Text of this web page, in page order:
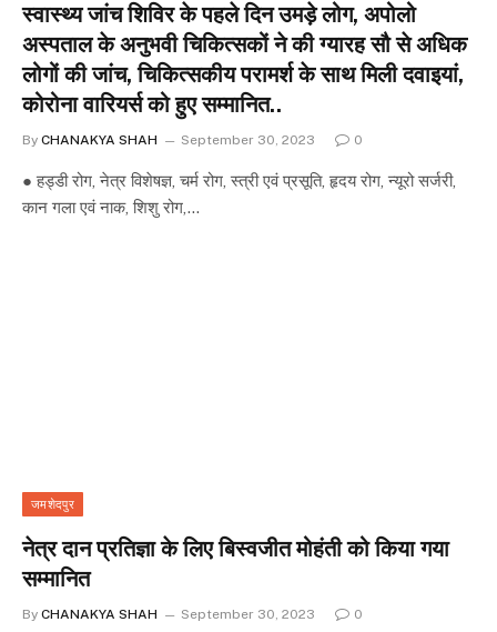
स्वास्थ्य जांच शिविर के पहले दिन उमड़े लोग, अपोलो
अस्पताल के अनुभवी चिकित्सकों ने की ग्यारह सौ से अधिक
लोगों की जांच, चिकित्सकीय परामर्श के साथ मिली दवाइयां,
कोरोना वारियर्स को हुए सम्मानित..
By CHANAKYA SHAH September 30, 2023 0
● हड्डी रोग, नेत्र विशेषज्ञ, चर्म रोग, स्त्री एवं प्रसूति, हृदय रोग, न्यूरो सर्जरी,
कान गला एवं नाक, शिशु रोग,…
जमशेदपुर
नेत्र दान प्रतिज्ञा के लिए बिस्वजीत मोहंती को किया गया
सम्मानित
By CHANAKYA SHAH September 30, 2023 0